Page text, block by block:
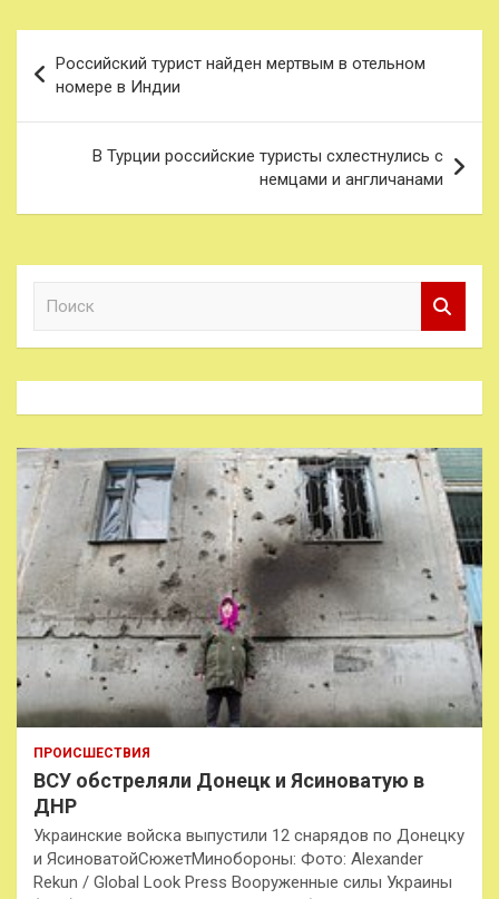
по
записям
Российский турист найден мертвым в отельном
номере в Индии
В Турции российские туристы схлестнулись с
немцами и англичанами
к
ПРОИСШЕСТВИЯ
ВСУ обстреляли Донецк и Ясиноватую в
ДНР
Украинские войска выпустили 12 снарядов по Донецку
и ЯсиноватойСюжетМинобороны: Фото: Alexander
Rekun / Global Look Press Вооруженные силы Украины